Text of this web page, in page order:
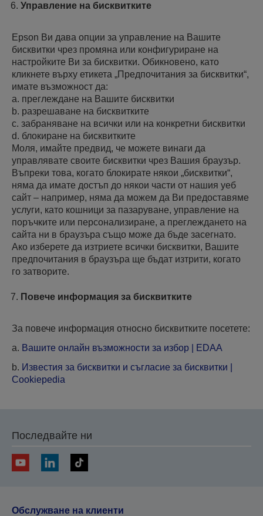
Управление на бисквитките
Epson Ви дава опции за управление на Вашите
бисквитки чрез промяна или конфигуриране на
настройките Ви за бисквитки. Обикновено, като
кликнете върху етикета „Предпочитания за бисквитки“,
имате възможност да:
a. преглеждане на Вашите бисквитки
b. разрешаване на бисквитките
c. забраняване на всички или на конкретни бисквитки
d. блокиране на бисквитките
Моля, имайте предвид, че можете винаги да
управлявате своите бисквитки чрез Вашия браузър.
Въпреки това, когато блокирате някои „бисквитки“,
няма да имате достъп до някои части от нашия уеб
сайт – например, няма да можем да Ви предоставяме
услуги, като кошници за пазаруване, управление на
поръчките или персонализиране, а преглеждането на
сайта ни в браузъра също може да бъде засегнато.
Ако изберете да изтриете всички бисквитки, Вашите
предпочитания в браузъра ще бъдат изтрити, когато
го затворите.
Повече информация за бисквитките
За повече информация относно бисквитките посетете:
a. Вашите онлайн възможности за избор | EDAA
b. Известия за бисквитки и съгласие за бисквитки |
Cookiepedia
Последвайте ни
Обслужване на клиенти